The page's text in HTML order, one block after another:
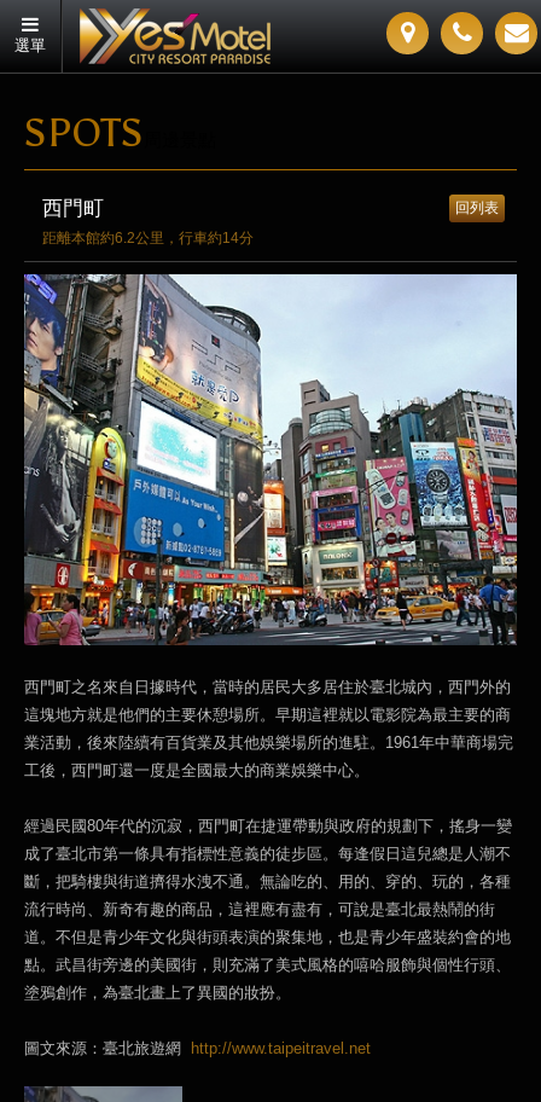
選單
SPOTS
西門町
距離本館約6.2公里，行車約14分
回列表
西門町之名來自日據時代，當時的居民大多居住於臺北城內，西門外的
這塊地方就是他們的主要休憩場所。早期這裡就以電影院為最主要的商
業活動，後來陸續有百貨業及其他娛樂場所的進駐。1961年中華商場完
工後，西門町還一度是全國最大的商業娛樂中心。
經過民國80年代的沉寂，西門町在捷運帶動與政府的規劃下，搖身一變
成了臺北市第一條具有指標性意義的徒步區。每逢假日這兒總是人潮不
斷，把騎樓與街道擠得水洩不通。無論吃的、用的、穿的、玩的，各種
流行時尚、新奇有趣的商品，這裡應有盡有，可說是臺北最熱鬧的街
道。不但是青少年文化與街頭表演的聚集地，也是青少年盛裝約會的地
點。武昌街旁邊的美國街，則充滿了美式風格的嘻哈服飾與個性行頭、
塗鴉創作，為臺北畫上了異國的妝扮。
圖文來源：臺北旅遊網 http://www.taipeitravel.net